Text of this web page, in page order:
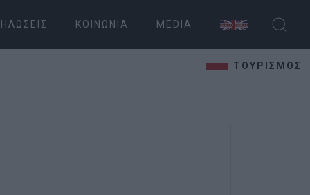
ΚΟΙΝΩΝΊΑ MEDIA
ΤΟΥΡΙΣΜΟΣ